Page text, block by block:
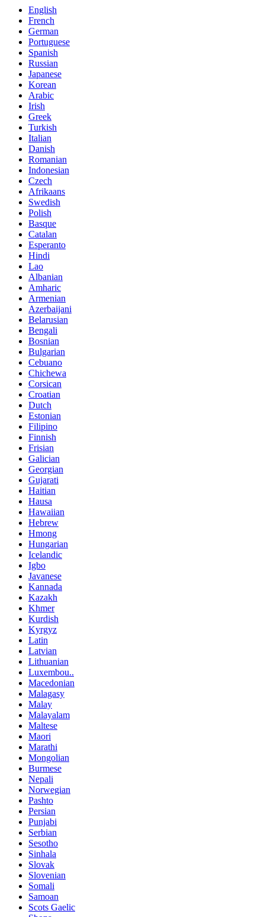
English
French
German
Portuguese
Spanish
Russian
Japanese
Korean
Arabic
Irish
Greek
Turkish
Italian
Danish
Romanian
Indonesian
Czech
Afrikaans
Swedish
Polish
Basque
Catalan
Esperanto
Hindi
Lao
Albanian
Amharic
Armenian
Azerbaijani
Belarusian
Bengali
Bosnian
Bulgarian
Cebuano
Chichewa
Corsican
Croatian
Dutch
Estonian
Filipino
Finnish
Frisian
Galician
Georgian
Gujarati
Haitian
Hausa
Hawaiian
Hebrew
Hmong
Hungarian
Icelandic
Igbo
Javanese
Kannada
Kazakh
Khmer
Kurdish
Kyrgyz
Latin
Latvian
Lithuanian
Luxembou..
Macedonian
Malagasy
Malay
Malayalam
Maltese
Maori
Marathi
Mongolian
Burmese
Nepali
Norwegian
Pashto
Persian
Punjabi
Serbian
Sesotho
Sinhala
Slovak
Slovenian
Somali
Samoan
Scots Gaelic